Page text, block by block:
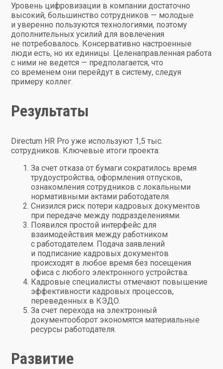
Уровень цифровизации в компании достаточно
высокий, большинство сотрудников — молодые
и уверенно пользуются технологиями, поэтому
дополнительных усилий для вовлечения
не потребовалось. Консервативно настроенные
люди есть, но их единицы. Целенаправленная работа
с ними не ведется — предполагается, что
со временем они перейдут в систему, следуя
примеру коллег.
Результаты
Directum HR Pro уже используют 1,5 тыс.
сотрудников. Ключевые итоги проекта:
За счет отказа от бумаги сократилось время
трудоустройства, оформления отпусков,
ознакомления сотрудников с локальными
нормативными актами работодателя.
Снизился риск потери кадровых документов
при передаче между подразделениями.
Появился простой интерфейс для
взаимодействия между работником
с работодателем. Подача заявлений
и подписание кадровых документов
происходят в любое время без посещения
офиса с любого электронного устройства.
Кадровые специалисты отмечают повышение
эффективности кадровых процессов,
переведенных в КЭДО.
За счет перехода на электронный
документооборот экономятся материальные
ресурсы работодателя.
Развитие